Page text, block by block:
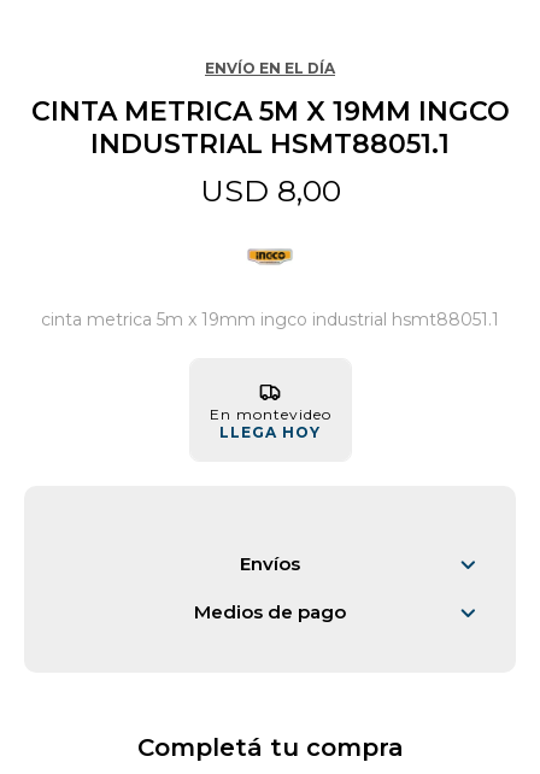
ENVÍO EN EL DÍA
CINTA METRICA 5M X 19MM INGCO
INDUSTRIAL HSMT88051.1
USD 8,00
cinta metrica 5m x 19mm ingco industrial hsmt88051.1
En montevideo
LLEGA HOY
Envíos
Medios de pago
Completá tu compra
Mascotas